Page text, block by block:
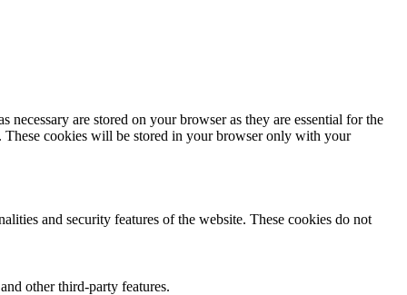
are stored on your browser as they are essential for the
These cookies will be stored in your browser only with your
and security features of the website. These cookies do not
other third-party features.